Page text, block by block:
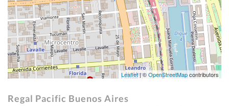
Leaflet| ©OpenStreetMapcontributors
Regal Pacific Buenos Aires